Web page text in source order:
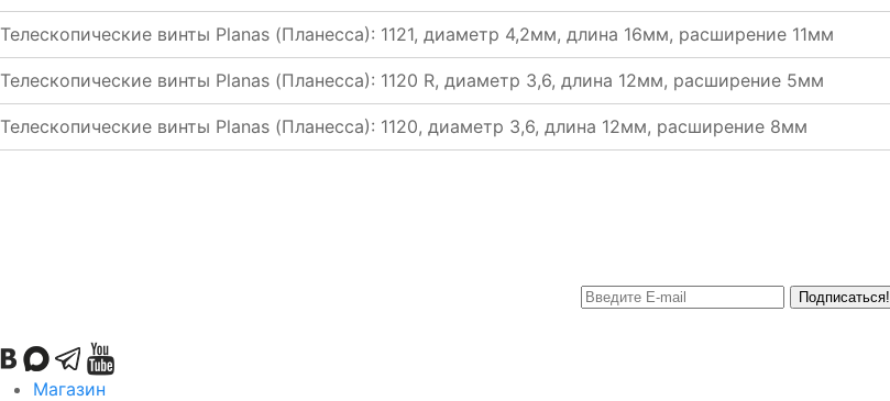
Телескопические винты Planas (Планесса): 1121, диаметр 4,2мм, длина 16мм, расширение 11мм
Телескопические винты Planas (Планесса): 1120 R, диаметр 3,6, длина 12мм, расширение 5мм
Телескопические винты Planas (Планесса): 1120, диаметр 3,6, длина 12мм, расширение 8мм
Подписаться!
Магазин